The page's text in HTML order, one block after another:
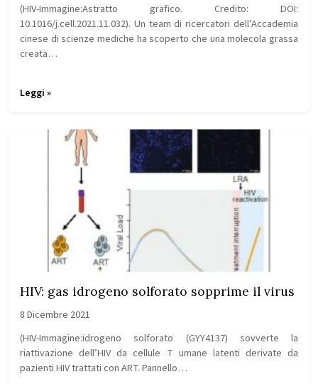
(HIV-Immagine:Astratto grafico. Credito: DOI:
10.1016/j.cell.2021.11.032). Un team di ricercatori dell’Accademia
cinese di scienze mediche ha scoperto che una molecola grassa
creata…
Leggi »
HIV: gas idrogeno solforato sopprime il virus
8 Dicembre 2021
(HIV-Immagine:idrogeno solforato (GYY4137) sovverte la
riattivazione dell’HIV da cellule T umane latenti derivate da
pazienti HIV trattati con ART. Pannello…